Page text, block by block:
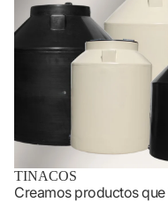
TINACOS
Creamos productos